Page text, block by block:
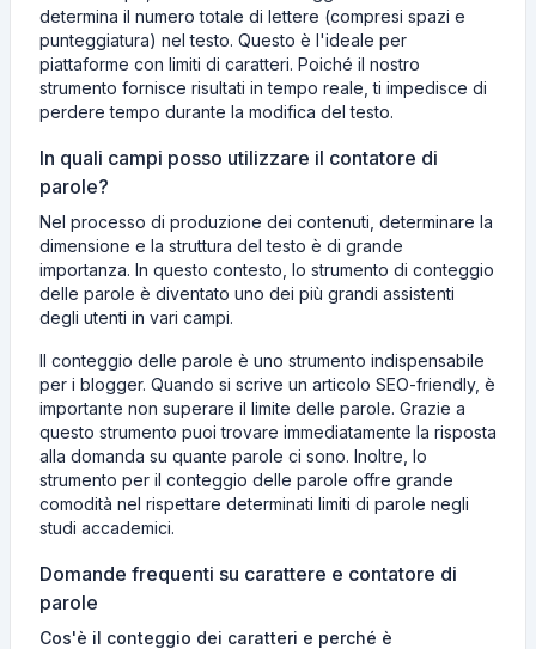
determina il numero totale di lettere (compresi spazi e
punteggiatura) nel testo. Questo è l'ideale per
piattaforme con limiti di caratteri. Poiché il nostro
strumento fornisce risultati in tempo reale, ti impedisce di
perdere tempo durante la modifica del testo.
In quali campi posso utilizzare il contatore di
parole?
Nel processo di produzione dei contenuti, determinare la
dimensione e la struttura del testo è di grande
importanza. In questo contesto, lo strumento di conteggio
delle parole è diventato uno dei più grandi assistenti
degli utenti in vari campi.
Il conteggio delle parole è uno strumento indispensabile
per i blogger. Quando si scrive un articolo SEO-friendly, è
importante non superare il limite delle parole. Grazie a
questo strumento puoi trovare immediatamente la risposta
alla domanda su quante parole ci sono. Inoltre, lo
strumento per il conteggio delle parole offre grande
comodità nel rispettare determinati limiti di parole negli
studi accademici.
Domande frequenti su carattere e contatore di
parole
Cos'è il conteggio dei caratteri e perché è